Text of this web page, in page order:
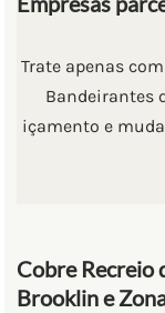
Trate apenas
Bandeirantes
içamento e
Cobre Recreio
Brooklin e